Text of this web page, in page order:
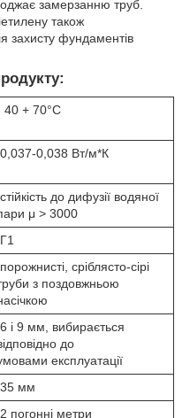
замерзанню труб.
також
захисту фундаментів
40 + 70°С
0,037-0,038 Вт/м*К
стійкість до дифузії водяної
μ > 3000
Г1
порожнисті, сріблясто-сірі
з поздовжньою
6 і 9 мм, вибирається
до
експлуатації
35 мм
2 погонні метри